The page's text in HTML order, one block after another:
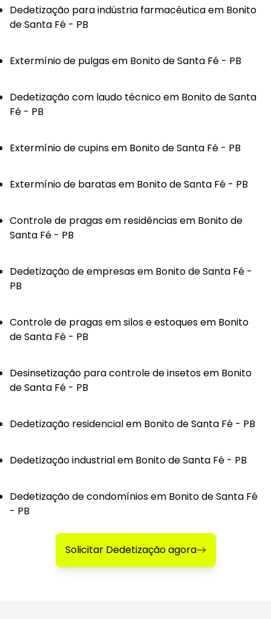
Dedetização para indústria farmacêutica em Bonito
de Santa Fé - PB
Extermínio de pulgas em Bonito de Santa Fé - PB
Dedetização com laudo técnico em Bonito de Santa
Fé - PB
Extermínio de cupins em Bonito de Santa Fé - PB
Extermínio de baratas em Bonito de Santa Fé - PB
Controle de pragas em residências em Bonito de
Santa Fé - PB
Dedetização de empresas em Bonito de Santa Fé -
PB
Controle de pragas em silos e estoques em Bonito
de Santa Fé - PB
Desinsetização para controle de insetos em Bonito
de Santa Fé - PB
Dedetização residencial em Bonito de Santa Fé - PB
Dedetização industrial em Bonito de Santa Fé - PB
Dedetização de condomínios em Bonito de Santa Fé
- PB
Solicitar Dedetização agora